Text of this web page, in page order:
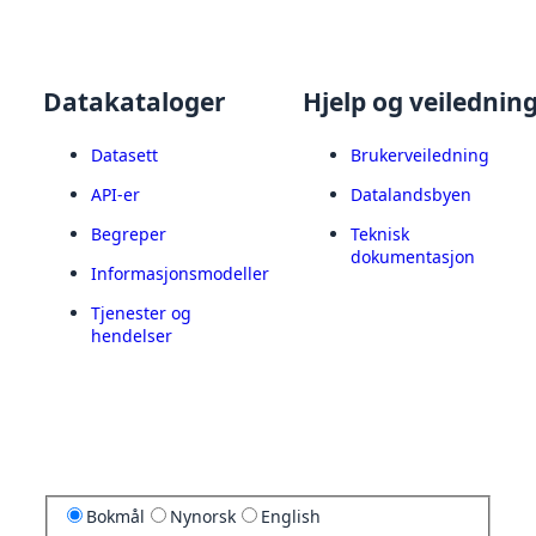
Datakataloger
Datasett
API-er
Begreper
Informasjonsmodeller
Tjenester og
hendelser
Hjelp og
Brukerveiledning
Datalandsbyen
Teknisk
dokumentasjon
Bokmål Nynorsk English